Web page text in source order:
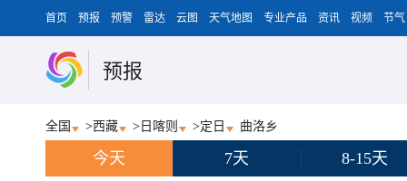
首页 预报 预警 雷达 云图 天气地图 专业产品 资讯 视频 节气
预报
全国 >西藏 > 日喀则 >定日 曲洛乡
今天 7天 8-15天